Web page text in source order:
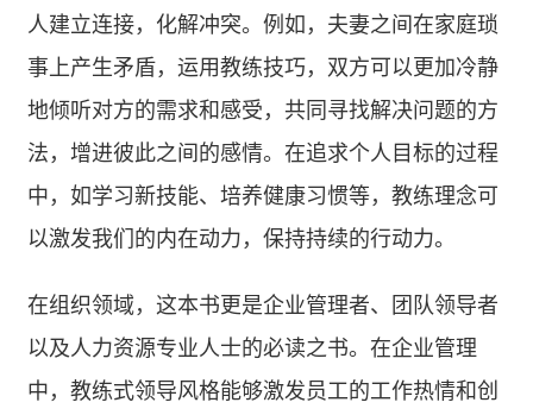
人建立连接，化解冲突。例如，夫妻之间在家庭琐
事上产生矛盾，运用教练技巧，双方可以更加冷静
地倾听对方的需求和感受，共同寻找解决问题的方
法，增进彼此之间的感情。在追求个人目标的过程
中，如学习新技能、培养健康习惯等，教练理念可
以激发我们的内在动力，保持持续的行动力。
在组织领域，这本书更是企业管理者、团队领导者
以及人力资源专业人士的必读之书。在企业管理
中，教练式领导风格能够激发员工的工作热情和创